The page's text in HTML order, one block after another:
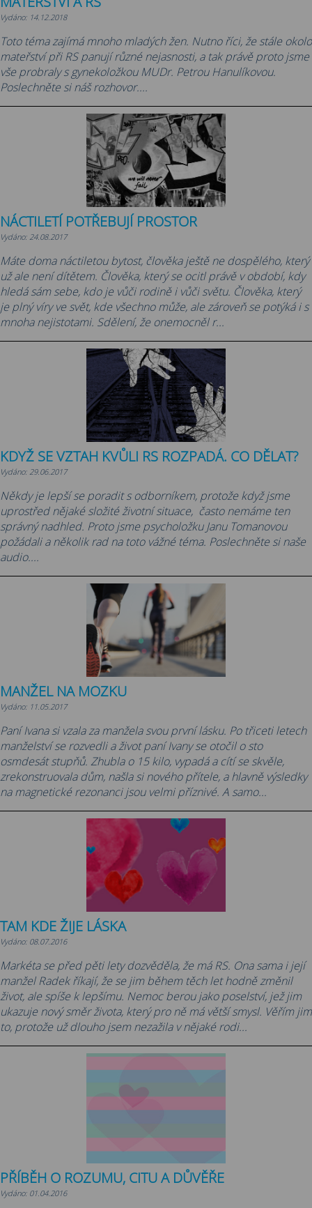
Vydáno: 14.12.2018
Toto téma zajímá mnoho mladých žen. Nutno říci, že stále okolo
mateřství při RS panují různé nejasnosti, a tak právě proto jsme
vše probraly s gynekoložkou MUDr. Petrou Hanulíkovou.
Poslechněte si náš rozhovor....
NÁCTILETÍ POTŘEBUJÍ PROSTOR
Vydáno: 24.08.2017
Máte doma náctiletou bytost, člověka ještě ne dospělého, který
už ale není dítětem. Člověka, který se ocitl právě v období, kdy
hledá sám sebe, kdo je vůči rodině i vůči světu. Člověka, který
je plný víry ve svět, kde všechno může, ale zároveň se potýká i s
mnoha nejistotami. Sdělení, že onemocněl r...
KDYŽ SE VZTAH KVŮLI RS ROZPADÁ. CO DĚLAT?
Vydáno: 29.06.2017
Někdy je lepší se poradit s odborníkem, protože když jsme
uprostřed nějaké složité životní situace, často nemáme ten
správný nadhled. Proto jsme psycholožku Janu Tomanovou
požádali a několik rad na toto vážné téma. Poslechněte si naše
audio....
MANŽEL NA MOZKU
Vydáno: 11.05.2017
Paní Ivana si vzala za manžela svou první lásku. Po třiceti letech
manželství se rozvedli a život paní Ivany se otočil o sto
osmdesát stupňů. Zhubla o 15 kilo, vypadá a cítí se skvěle,
zrekonstruovala dům, našla si nového přítele, a hlavně výsledky
na magnetické rezonanci jsou velmi příznivé. A samo...
TAM KDE ŽIJE LÁSKA
Vydáno: 08.07.2016
Markéta se před pěti lety dozvěděla, že má RS. Ona sama i její
manžel Radek říkají, že se jim během těch let hodně změnil
život, ale spíše k lepšímu. Nemoc berou jako poselství, jež jim
ukazuje nový směr života, který pro ně má větší smysl. Věřím jim
to, protože už dlouho jsem nezažila v nějaké rodi...
PŘÍBĚH O ROZUMU, CITU A DŮVĚŘE
Vydáno: 01.04.2016